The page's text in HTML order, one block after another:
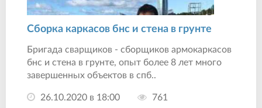
Сборка каркасов бнс и стена в грунте
Бригада сварщиков - сборщиков армокаркасов
бнс и стена в грунте, опыт более 8 лет много
завершенных объектов в спб..
26.10.2020 в 18:00
761